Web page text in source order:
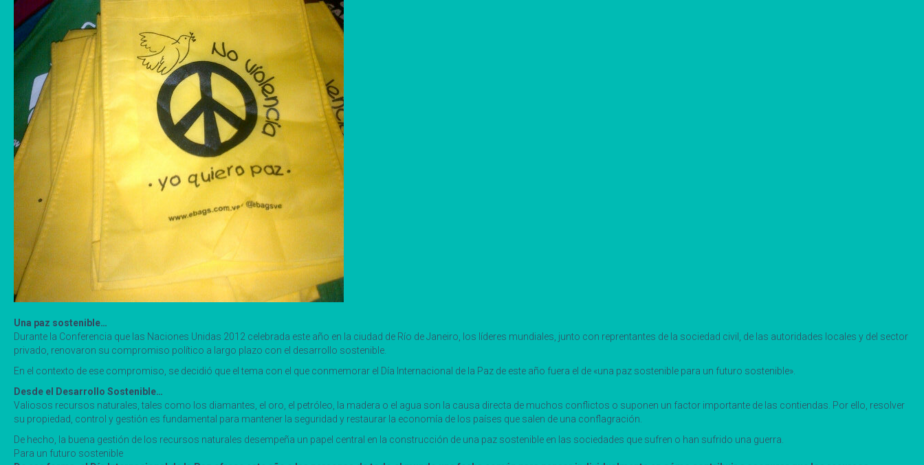
Una paz sostenible…
Durante la Conferencia que las Naciones Unidas 2012 celebrada este año en la ciudad de Río de Janeiro, los líderes mundiales, junto con reprentantes de la sociedad civil, de las autoridades locales y del sector
privado, renovaron su compromiso político a largo plazo con el desarrollo sostenible.
En el contexto de ese compromiso, se decidió que el tema con el que conmemorar el Día Internacional de la Paz de este año fuera el de «una paz sostenible para un futuro sostenible».
Desde el Desarrollo Sostenible…
Valiosos recursos naturales, tales como los diamantes, el oro, el petróleo, la madera o el agua son la causa directa de muchos conflictos o suponen un factor importante de las contiendas. Por ello, resolver
su propiedad, control y gestión es fundamental para mantener la seguridad y restaurar la economía de los países que salen de una conflagración.
De hecho, la buena gestión de los recursos naturales desempeña un papel central en la construcción de una paz sostenible en las sociedades que sufren o han sufrido una guerra.
Para un futuro sostenible